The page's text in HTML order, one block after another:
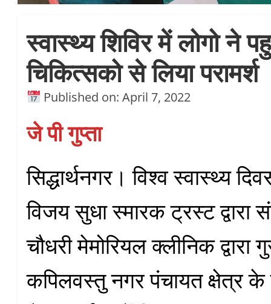
स्वास्थ्य शिविर में लोगो ने
चिकित्सको से लिया परामर्श
Published on: April 7, 2022
जे पी गुप्ता
सिद्धार्थनगर। विश्व स्वास्थ्य
विजय सुधा स्मारक ट्रस्ट द्वारा
चौधरी मेमोरियल क्लीनिक द्वारा
कपिलवस्तु नगर पंचायत क्षेत्र के